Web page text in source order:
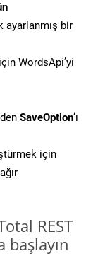
ayarlanmış bir
WordsApi’yi
SaveOption‘ı
için
REST